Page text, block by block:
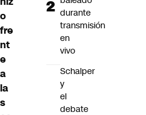
o
fre
nt
e
a
la
s
durante
transmisión
en
vivo
Schalper
y
el
debate